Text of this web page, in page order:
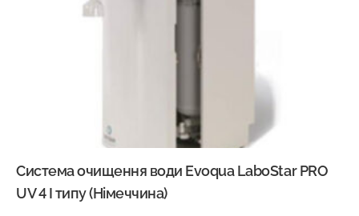
Система очищення води Evoqua LaboStar PRO
UV 4 I типу (Німеччина)